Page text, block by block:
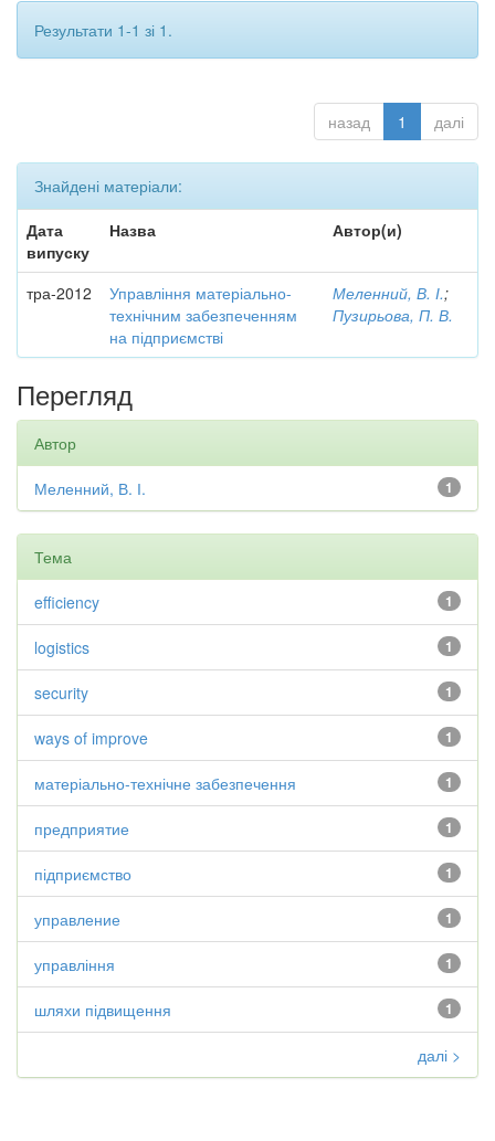
Результати 1-1 зі 1.
назад 1 далі
Знайдені матеріали:
Дата
випуску
Назва Автор(и)
тра-2012
Управління матеріально-
технічним забезпеченням
на підприємстві
Меленний, В. І.;
Пузирьова, П. В.
Перегляд
Автор
1
Меленний, В. І.
Тема
1
efficiency
1
logistics
1
security
1
ways of improve
1
матеріально-технічне забезпечення
1
предприятие
1
підприємство
1
управление
1
управління
1
шляхи підвищення
далі >